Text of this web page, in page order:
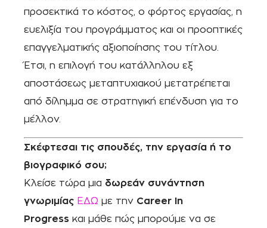
προσεκτικά το κόστος, ο φόρτος εργασίας, η
ευελιξία του προγράμματος και οι προοπτικές
επαγγελματικής αξιοποίησης του τίτλου.
Έτσι, η επιλογή του κατάλληλου εξ
αποστάσεως μεταπτυχιακού μετατρέπεται
από δίλημμα σε στρατηγική επένδυση για το
μέλλον.
Σκέφτεσαι τις σπουδές, την εργασία ή το
βιογραφικό σου;
Κλείσε τώρα μια δωρεάν συνάντηση
γνωριμίας ΕΔΩ με την Career In
Progress και μάθε πώς μπορούμε να σε